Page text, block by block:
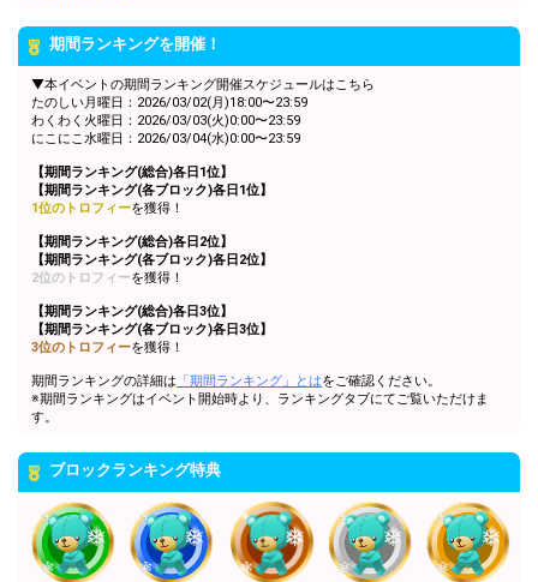
得条件達成！
11 40000
ックランキング1位特典獲得
条件達成！
5万pt達成！[Gold]ブロックラ
ンキング1位特典獲得条件達
成！
13 300000
オリジナルアバター制作権獲
Gifting
Throw gifts to the stage and join
the live performance.
First, try throwing free Stars
(once a day)! You can also charge
Show Gold to purchase gifts
(available from 1 JPY)! When you
performer(s), the performer's
popularity ranking and your
ranking go up.
To cheer on performers, you can
send them gifts.
To send performers paid items,
you must use Show Gold.
other users.
期間ランキングを開催！
▼本イベントの期間ランキング開催スケジュールはこちら
たのしい月曜日：2026/03/02(月)18:00〜23:59
わくわく火曜日：2026/03/03(火)0:00〜23:59
にこにこ水曜日：2026/03/04(水)0:00〜23:59
【期間ランキング(総合)各日1位】
【期間ランキング(各ブロック)各日1位】
1位のトロフィーを獲得！
【期間ランキング(総合)各日2位】
【期間ランキング(各ブロック)各日2位】
2位のトロフィーを獲得！
【期間ランキング(総合)各日3位】
【期間ランキング(各ブロック)各日3位】
3位のトロフィーを獲得！
期間ランキングの詳細は 「期間ランキング」とはをご確認ください。
※期間ランキングはイベント開始時より、ランキングタブにてご覧いただけま
す。
ブロックランキング特典